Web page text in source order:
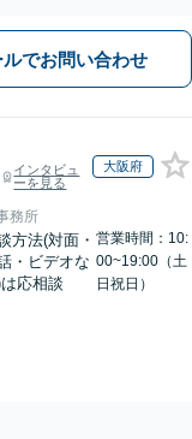
ルでお問い合わせ
インタビュ
ーを見る
大阪府
務所
方法(対面・
・ビデオな
は応相談
営業時間：10:
00~19:00（土
日祝日）